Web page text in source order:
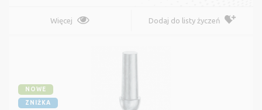
Więcej Dodaj do listy życzeń
NOWE
ZNIŻKA